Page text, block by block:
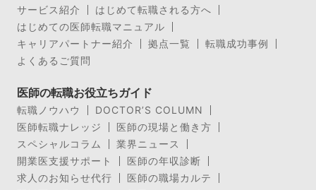
サービス紹介
はじめて転職される方へ
はじめての医師転職マニュアル
キャリアパートナー紹介
拠点一覧
転職成功事例
よくあるご質問
医師の転職お役立ちガイド
転職ノウハウ
DOCTOR’S COLUMN
医師転職ナレッジ
医師の現場と働き方
スペシャルコラム
業界ニュース
開業医支援サポート
医師の年収診断
求人のお知らせ代行
医師の職場カルテ